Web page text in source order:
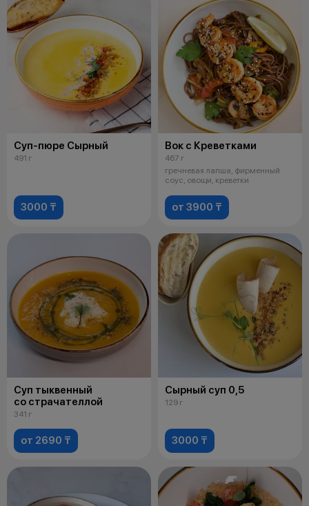
Суп-пюре Сырный
491 г
3000 ₸
Вок с Креветками
467 г
гречневая лапша, фирменный
соус, овощи, креветки
от 3900 ₸
Суп тыквенный
со страчателлой
341 г
от 2690 ₸
Сырный суп 0,5
129 г
3000 ₸